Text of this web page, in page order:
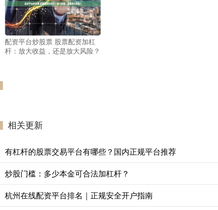
配资平台炒股票 股票配资加杠
杆：放大收益，还是放大风险？
相关更新
有杠杆的股票交易平台有哪些？国内正规平台推荐
炒股门槛：多少本金可合法加杠杆？
杭州在线配资平台排名｜正规安全开户指南